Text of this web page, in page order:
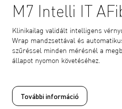
M7 Intelli IT
Klinikailag validált intelligens
Wrap mandzsettával és
szűréssel minden mérésnél a
állapot nyomon követéséhez.
További információ